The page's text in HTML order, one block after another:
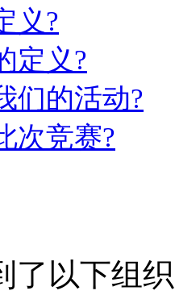
义?
定义?
们的活动?
次竞赛?
了以下组